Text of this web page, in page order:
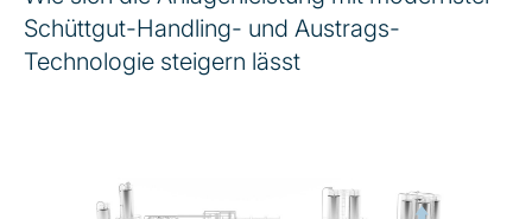
Schüttgut-Handling- und Austrags-
Technologie steigern lässt